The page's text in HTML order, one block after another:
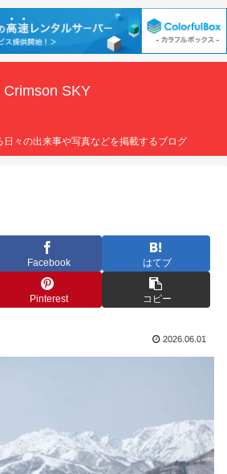
Crimson SKY
日々の出来事や写真などを掲載するブログ
Facebook はてブ
Pinterest コピー
2026.06.01